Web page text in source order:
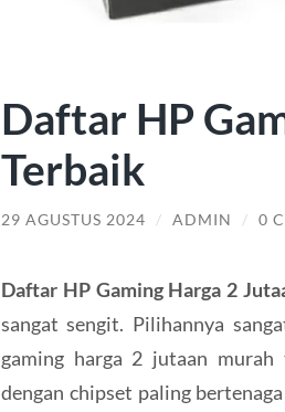
Daftar HP
Terbaik
29 AGUSTUS 2024 / ADMIN / 0
Daftar HP Gaming Harga 2
sangat sengit. Pilihannya
gaming harga 2 jutaan murah
dengan chipset paling